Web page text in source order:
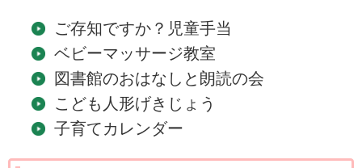
ご存知ですか？児童手当
ベビーマッサージ教室
図書館のおはなしと朗読の会
こども人形げきじょう
子育てカレンダー